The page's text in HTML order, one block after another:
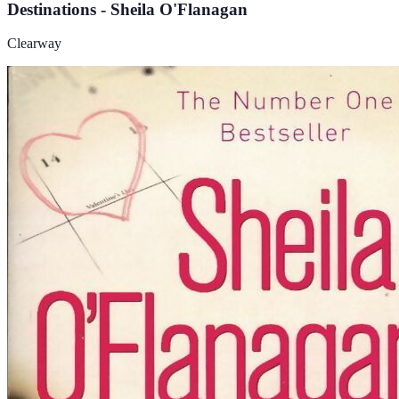
Destinations - Sheila O'Flanagan
Clearway